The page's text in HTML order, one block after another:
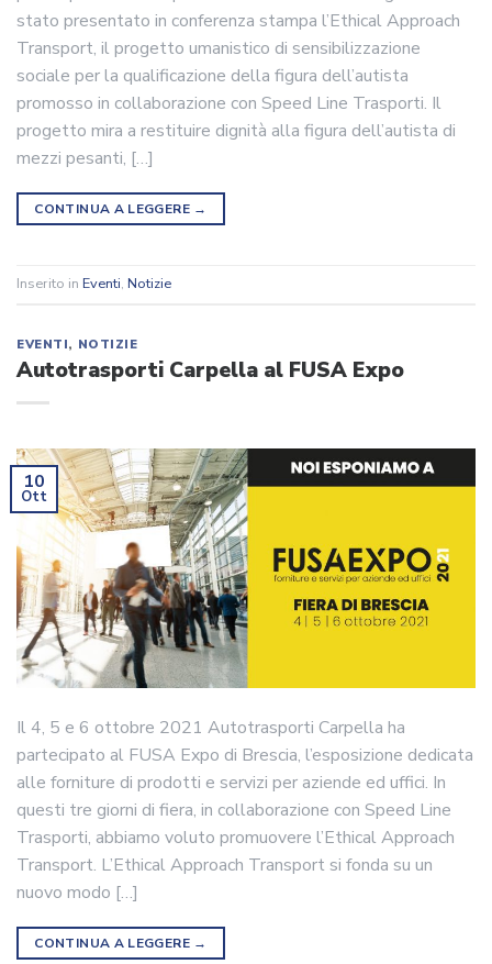
stato presentato in conferenza stampa l’Ethical Approach
Transport, il progetto umanistico di sensibilizzazione
sociale per la qualificazione della figura dell’autista
promosso in collaborazione con Speed Line Trasporti. Il
progetto mira a restituire dignità alla figura dell’autista di
mezzi pesanti, […]
CONTINUA A LEGGERE →
Inserito in Eventi, Notizie
EVENTI, NOTIZIE
Autotrasporti Carpella al FUSA Expo
10
Ott
Il 4, 5 e 6 ottobre 2021 Autotrasporti Carpella ha
partecipato al FUSA Expo di Brescia, l’esposizione dedicata
alle forniture di prodotti e servizi per aziende ed uffici. In
questi tre giorni di fiera, in collaborazione con Speed Line
Trasporti, abbiamo voluto promuovere l’Ethical Approach
Transport. L’Ethical Approach Transport si fonda su un
nuovo modo […]
CONTINUA A LEGGERE →